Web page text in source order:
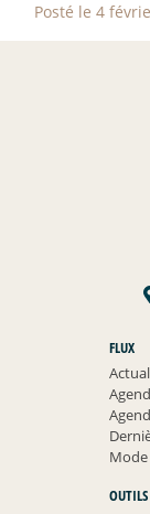
Posté le 4
FLUX
Mode